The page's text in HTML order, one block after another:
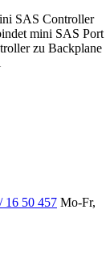
SAS Controller
mini SAS Port
zu Backplane
16 50 457 Mo-Fr,